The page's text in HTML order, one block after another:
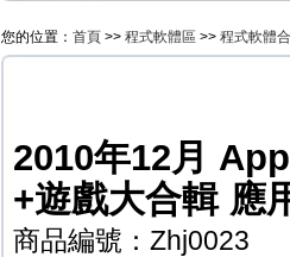
您的位置： 首頁 >> 程式軟體區 >> 程式軟體
2010年12月
+遊戲大合輯 應
商品編號：Zhj0023